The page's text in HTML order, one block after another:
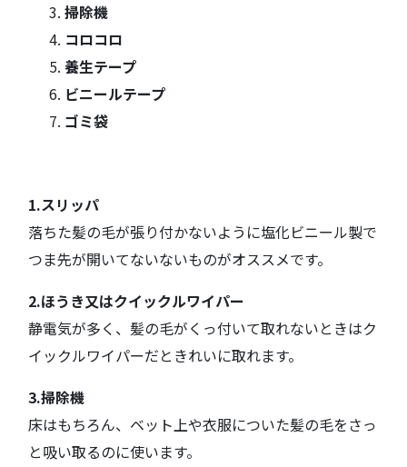
掃除機
コロコロ
養生テープ
ビニールテープ
ゴミ袋
1.スリッパ
落ちた髪の毛が張り付かないように塩化ビニール製で
つま先が開いてないないものがオススメです。
2.ほうき又はクイックルワイパー
静電気が多く、髪の毛がくっ付いて取れないときはク
イックルワイパーだときれいに取れます。
3.掃除機
床はもちろん、ベット上や衣服についた髪の毛をさっ
と吸い取るのに使います。